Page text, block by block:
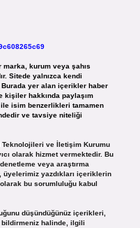
kurum veya şahıs
Sitede yalnızca kendi
Burada yer alan içerikler haber
kişiler hakkında paylaşım
isim benzerlikleri tamamen
ve tavsiye niteliği
Teknolojileri ve İletişim Kurumu
olarak hizmet vermektedir. Bu
veya araştırma
üyelerimiz yazdıkları içeriklerin
bu sorumluluğu kabul
düşündüğünüz içerikleri,
halinde, ilgili